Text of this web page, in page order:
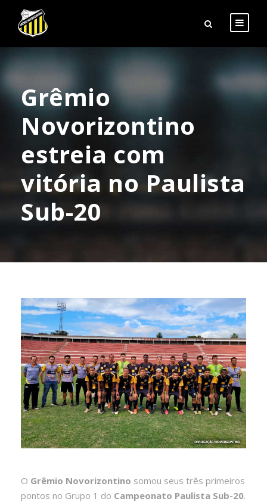
Grêmio
Novorizontino
estreia com
vitória no Paulista
Sub-20
O Grêmio Novorizontino somou seus três primeiros
pontos no Grupo 1 do Campeonato Paulista Sub-20.